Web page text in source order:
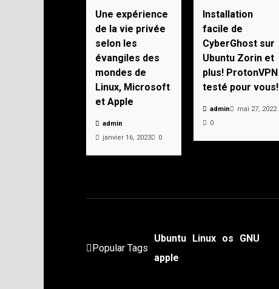
Une expérience
de la vie privée
selon les
évangiles des
mondes de
Linux, Microsoft
et Apple
admin
janvier 16, 2023
0
Installation
facile de
CyberGhost sur
Ubuntu Zorin et
plus! ProtonVPN
testé pour vous!
admin
mai 27, 2022
0
Popular Tags
Ubuntu Linux os
GNU
apple